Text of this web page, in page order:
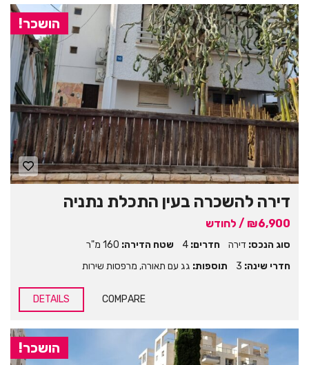
הושכר!
דירה להשכרה בעין התכלת נתניה
₪6,900 / לחודש
סוג הנכס: דירה חדרים: 4 שטח הדירה: 160 מ"ר
חדרי שינה: 3 תוספות: גג עם תאורה, מרפסות שירות
COMPARE
DETAILS
הושכר!